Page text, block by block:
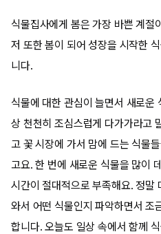
식물집사에게 봄은 가장 바쁜 계절
저 또한 봄이 되어 성장을 시작한
니다.
식물에 대한 관심이 늘면서 새로운
상 천천히 조심스럽게 다가가라고
고 꽃 시장에 가서 맘에 드는 식물
고요. 한 번에 새로운 식물을 많이
시간이 절대적으로 부족해요. 정말
와서 어떤 식물인지 파악하면서 조
합니다. 오늘도 일상 속에서 함께